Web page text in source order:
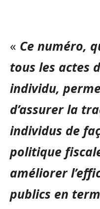
« Ce numéro,
tous les actes
individu,
d’assurer la
individus de
politique
améliorer
publics en